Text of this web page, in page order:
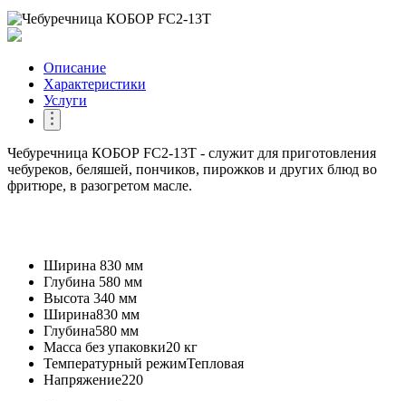
Описание
Характеристики
Услуги
Чебуречница КОБОР FC2-13T - служит для приготовления
чебуреков, беляшей, пончиков, пирожков и других блюд во
фритюре, в разогретом масле.
Ширина 830 мм
Глубина 580 мм
Высота 340 мм
Ширина830 мм
Глубина580 мм
Масса без упаковки20 кг
Температурный режимТепловая
Напряжение220